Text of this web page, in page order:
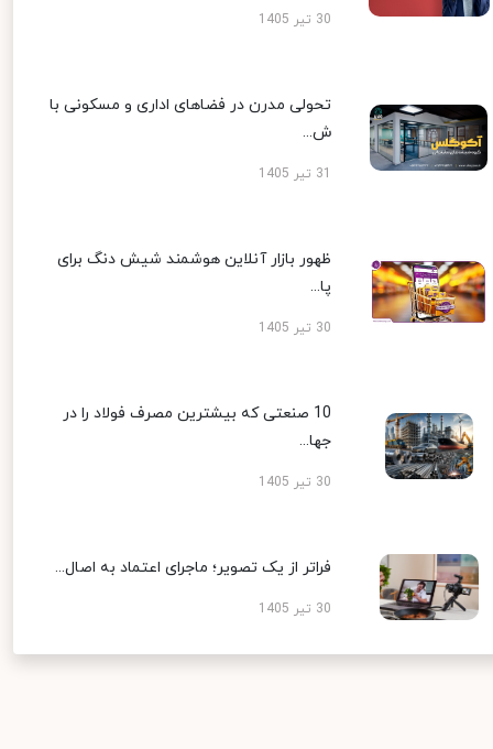
30 تیر 1405
تحولی مدرن در فضاهای اداری و مسکونی با
ش...
ظهور بازار آنلاین هوشمند شیش دنگ برای
پا...
30 تیر 1405
10 صنعتی که بیشترین مصرف فولاد را در
جها...
30 تیر 1405
فراتر از یک تصویر؛ ماجرای اعتماد به اصال...
30 تیر 1405